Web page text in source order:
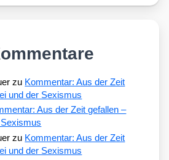
zu Kommentar: Aus der Zeit
und der Sexismus
Aus der Zeit gefallen –
zu Kommentar: Aus der Zeit
und der Sexismus